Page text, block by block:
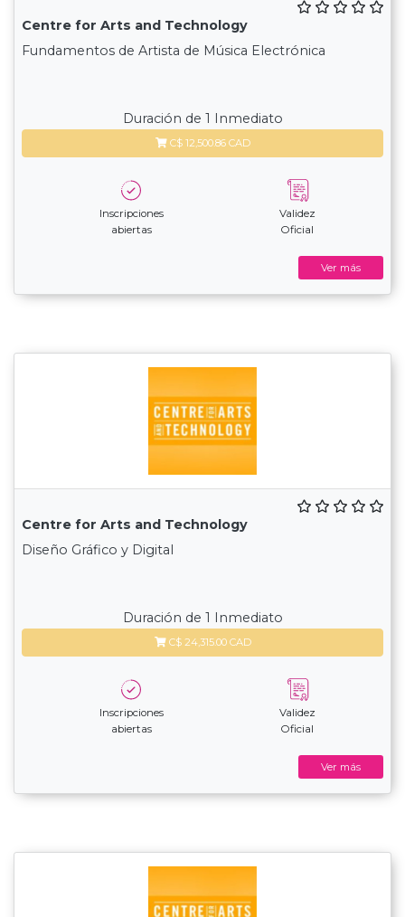
Centre for Arts and Technology
Fundamentos de Artista de Música Electrónica
Duración de 1 Inmediato
C$ 12,500.86 CAD
Inscripciones
abiertas
Validez
Oficial
Ver más
Centre for Arts and Technology
Diseño Gráfico y Digital
Duración de 1 Inmediato
C$ 24,315.00 CAD
Inscripciones
abiertas
Validez
Oficial
Ver más